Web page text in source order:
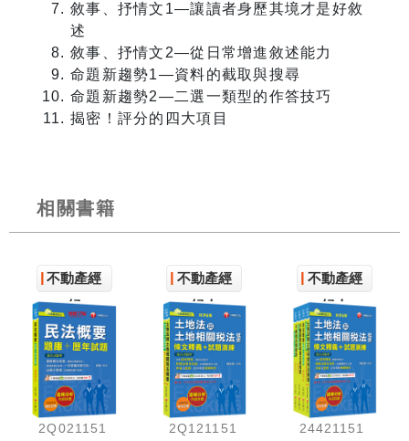
敘事、抒情文1—讓讀者身歷其境才是好敘
述
敘事、抒情文2—從日常增進敘述能力
命題新趨勢1—資料的截取與搜尋
命題新趨勢2—二選一類型的作答技巧
揭密！評分的四大項目
相關書籍
不動產經
紀
2Q021151
不動產經
紀人
2Q121151
不動產經
紀人
24421151